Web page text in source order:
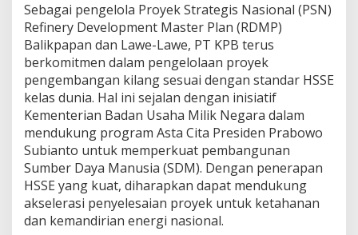
Sebagai pengelola Proyek Strategis Nasional (PSN)
Refinery Development Master Plan (RDMP)
Balikpapan dan Lawe-Lawe, PT KPB terus
berkomitmen dalam pengelolaan proyek
pengembangan kilang sesuai dengan standar HSSE
kelas dunia. Hal ini sejalan dengan inisiatif
Kementerian Badan Usaha Milik Negara dalam
mendukung program Asta Cita Presiden Prabowo
Subianto untuk memperkuat pembangunan
Sumber Daya Manusia (SDM). Dengan penerapan
HSSE yang kuat, diharapkan dapat mendukung
akselerasi penyelesaian proyek untuk ketahanan
dan kemandirian energi nasional.